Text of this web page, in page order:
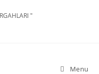
"
Menu